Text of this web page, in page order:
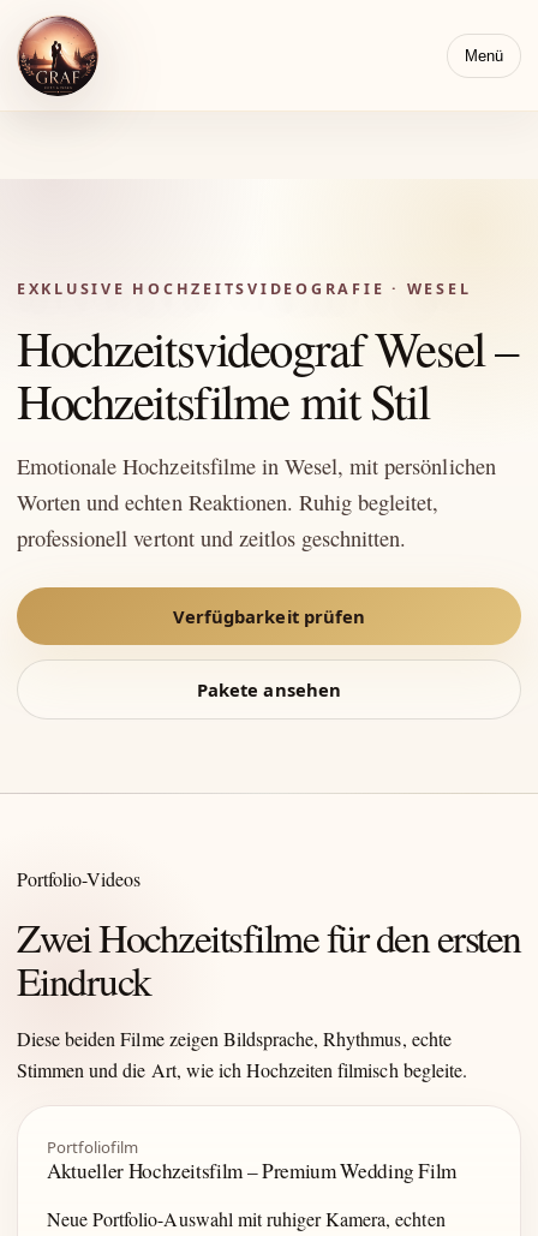
Menü
EXKLUSIVE HOCHZEITSVIDEOGRAFIE · WESEL
Hochzeitsvideograf Wesel –
Hochzeitsfilme mit Stil
Emotionale Hochzeitsfilme in Wesel, mit persönlichen
Worten und echten Reaktionen. Ruhig begleitet,
professionell vertont und zeitlos geschnitten.
Verfügbarkeit prüfen
Pakete ansehen
Portfolio-Videos
Zwei Hochzeitsfilme für den ersten
Eindruck
Diese beiden Filme zeigen Bildsprache, Rhythmus, echte
Stimmen und die Art, wie ich Hochzeiten filmisch begleite.
Portfoliofilm
Aktueller Hochzeitsfilm – Premium Wedding Film
Neue Portfolio-Auswahl mit ruhiger Kamera, echten